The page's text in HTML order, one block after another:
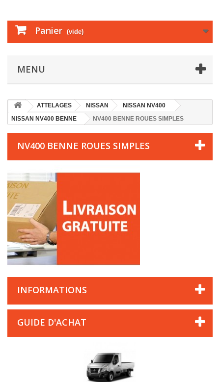
Panier (vide)
MENU
ATTELAGES NISSAN
NISSAN NV400
NISSAN NV400 BENNE
NV400 BENNE ROUES SIMPLES
NV400 BENNE ROUES SIMPLES
INFORMATIONS
GUIDE D'ACHAT